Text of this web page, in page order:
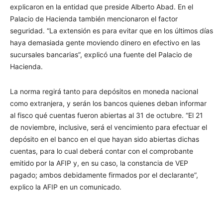
explicaron en la entidad que preside Alberto Abad. En el
Palacio de Hacienda también mencionaron el factor
seguridad. “La extensión es para evitar que en los últimos días
haya demasiada gente moviendo dinero en efectivo en las
sucursales bancarias”, explicó una fuente del Palacio de
Hacienda.
La norma regirá tanto para depósitos en moneda nacional
como extranjera, y serán los bancos quienes deban informar
al fisco qué cuentas fueron abiertas al 31 de octubre. “El 21
de noviembre, inclusive, será el vencimiento para efectuar el
depósito en el banco en el que hayan sido abiertas dichas
cuentas, para lo cual deberá contar con el comprobante
emitido por la AFIP y, en su caso, la constancia de VEP
pagado; ambos debidamente firmados por el declarante”,
explico la AFIP en un comunicado.